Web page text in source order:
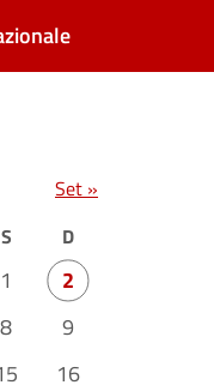
S D
1
2
8
9
16
Set »